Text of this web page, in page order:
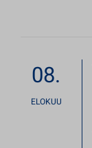
08.
ELOKUU